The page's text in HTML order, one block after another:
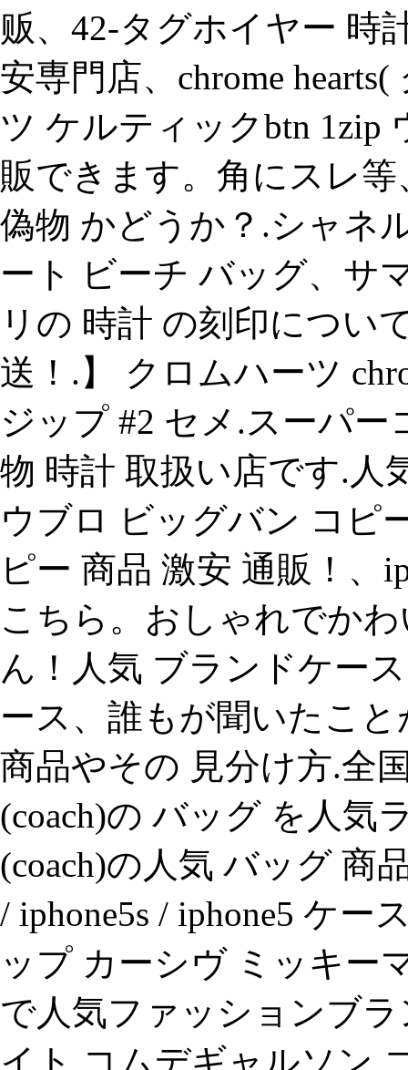
贩、42-タグホイヤー 時
安専門店、chrome
ツ ケルティックbtn 1zip
販できます。角にスレ
偽物 かどうか？.シャネ
ート ビーチ バッグ、サ
リの 時計 の刻印につい
送！.】 クロムハーツ
ジップ #2 セメ.スーパ
物 時計 取扱い店です.人
ウブロ ビッグバン コピ
ピー 商品 激安 通販！、
こちら。おしゃれでか
ん！人気 ブランドケー
ース、誰もが聞いたこ
商品やその 見分け方.全
(coach)の バッグ を人気
(coach)の人気 バッグ 商
/ iphone5s / iphone5 ケ
ップ カーシヴ ミッキー
で人気ファッションブ
イト コムデギャルソン